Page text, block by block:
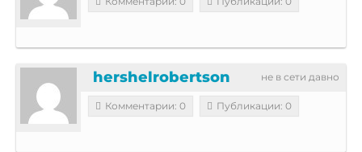
не в сети давно
hershelrobertson
Комментарии: 0 Публикации: 0